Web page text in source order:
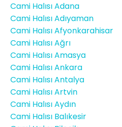
Cami Halısı Adana
Cami Halısı Adıyaman
Cami Halısı Afyonkarahisar
Cami Halısı Ağrı
Cami Halısı Amasya
Cami Halısı Ankara
Cami Halısı Antalya
Cami Halısı Artvin
Cami Halısı Aydın
Cami Halısı Balıkesir